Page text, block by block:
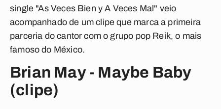
single "As Veces Bien y A Veces Mal" veio
acompanhado de um clipe que marca a primeira
parceria do cantor com o grupo pop Reik, o mais
famoso do México.
Brian May - Maybe Baby
(clipe)